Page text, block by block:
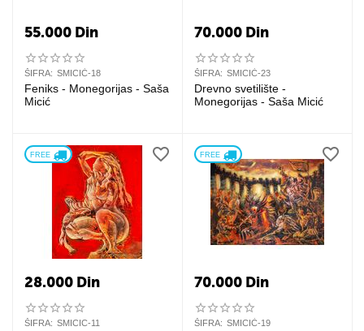
55.000 Din
ŠIFRA: SMICIĆ-18
Feniks - Monegorijas - Saša
Micić
70.000 Din
ŠIFRA: SMICIĆ-23
Drevno svetilište -
Monegorijas - Saša Micić
FREE
28.000 Din
ŠIFRA: SMICIC-11
FREE
70.000 Din
ŠIFRA: SMICIĆ-19